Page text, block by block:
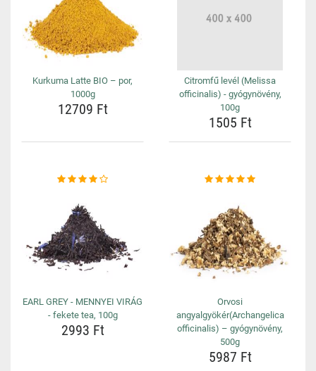
Kurkuma Latte BIO – por,
1000g
12709 Ft
Citromfű levél (Melissa
officinalis) - gyógynövény,
100g
1505 Ft
EARL GREY - MENNYEI VIRÁG
- fekete tea, 100g
2993 Ft
Orvosi
angyalgyökér(Archangelica
officinalis) – gyógynövény,
500g
5987 Ft